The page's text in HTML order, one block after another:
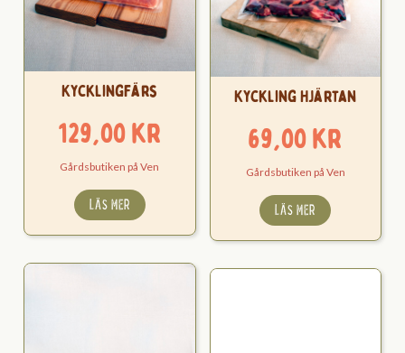
KycklingFärs
129,00kr
Gårdsbutiken på Ven
LÄS MER
Kyckling Hjärtan
69,00kr
Gårdsbutiken på Ven
LÄS MER